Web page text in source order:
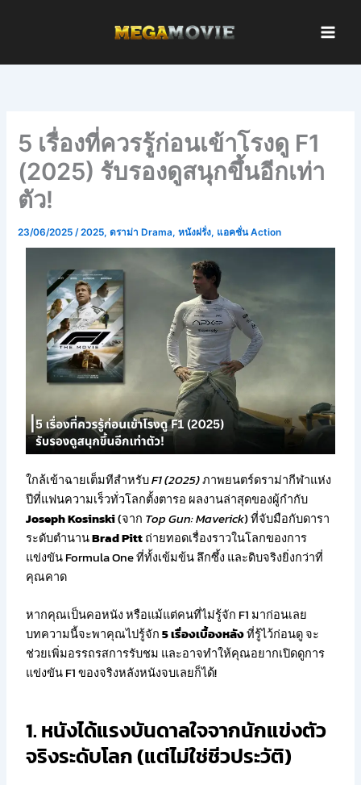
5 เรื่องที่ควรรู้ก่อนเข้าโรงดู F1
(2025) รับรองดูสนุกขึ้นอีกเท่า
ตัว!
23/06/2025/2025,ดราม่า Drama,หนังฝรั่ง, แอคชั่น Action
ใกล้เข้าฉายเต็มทีสำหรับF1 (2025)ภาพยนตร์ดราม่ากีฬาแห่ง
ปีที่แฟนความเร็วทั่วโลกตั้งตารอ ผลงานล่าสุดของผู้กำกับ
Joseph Kosinski(จาก Top Gun: Maverick) ที่จับมือกับดารา
ระดับตำนานBrad Pittถ่ายทอดเรื่องราวในโลกของการ
แข่งขัน Formula One ที่ทั้งเข้มข้น ลึกซึ้ง และดิบจริงยิ่งกว่าที่
คุณคาด
หากคุณเป็นคอหนัง หรือแม้แต่คนที่ไม่รู้จัก F1 มาก่อนเลย
บทความนี้จะพาคุณไปรู้จัก5 เรื่องเบื้องหลังที่รู้ไว้ก่อนดู จะ
ช่วยเพิ่มอรรถรสการรับชม และอาจทำให้คุณอยากเปิดดูการ
แข่งขัน F1 ของจริงหลังหนังจบเลยก็ได้!
1. หนังได้แรงบันดาลใจจากนักแข่งตัว
จริงระดับโลก (แต่ไม่ใช่ชีวประวัติ)